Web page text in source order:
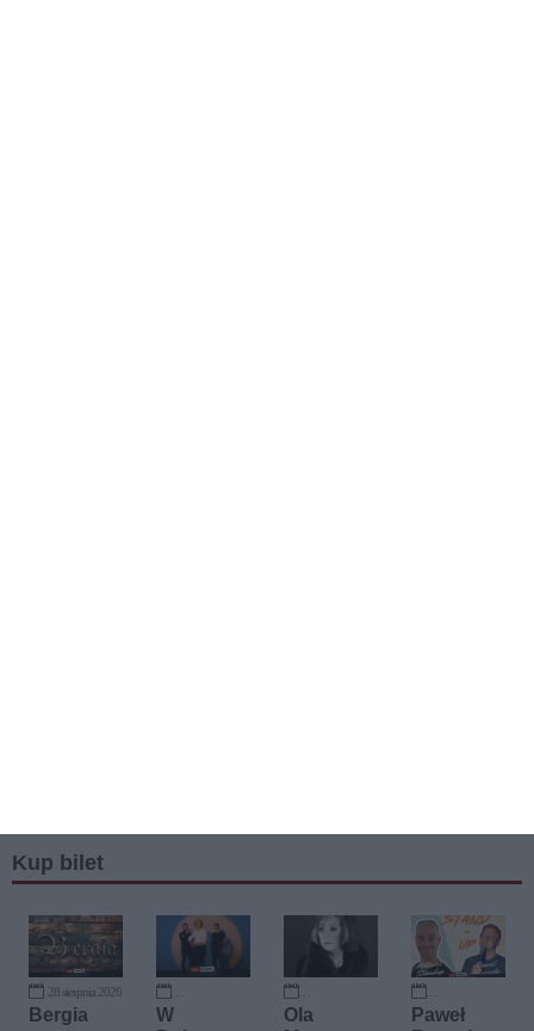
Kup bilet
28 sierpnia 2026
Bergia 11 września 2026
W
13 września 2026
Ola
17 września 2026
Paweł